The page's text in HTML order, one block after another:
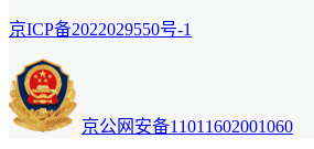
京ICP备2022029550号-1
京公网安备11011602001060